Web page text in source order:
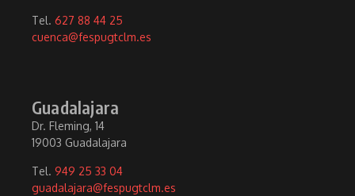
Tel. 627 88 44 25
cuenca@fespugtclm.es
Guadalajara
Dr. Fleming, 14
19003 Guadalajara
Tel. 949 25 33 04
guadalajara@fespugtclm.es